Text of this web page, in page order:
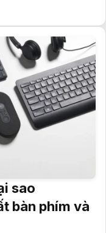
sao
bàn phím và